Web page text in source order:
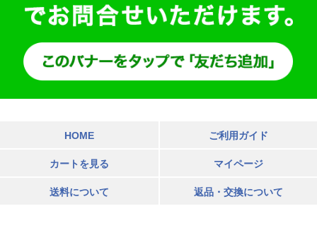
HOME ご利用ガイド
カートを見る マイページ
送料について 返品・交換について